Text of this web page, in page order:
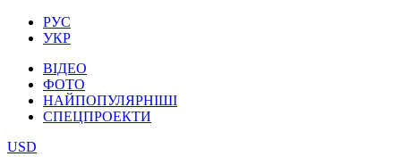
РУС
УКР
ВІДЕО
ФОТО
НАЙПОПУЛЯРНІШІ
СПЕЦПРОЕКТИ
USD